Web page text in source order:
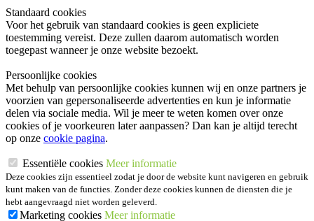
Standaard cookies
Voor het gebruik van standaard cookies is geen expliciete
toestemming vereist. Deze zullen daarom automatisch worden
toegepast wanneer je onze website bezoekt.
Persoonlijke cookies
Met behulp van persoonlijke cookies kunnen wij en onze partners je
voorzien van gepersonaliseerde advertenties en kun je informatie
delen via sociale media. Wil je meer te weten komen over onze
cookies of je voorkeuren later aanpassen? Dan kan je altijd terecht
op onze cookie pagina.
Essentiële cookies Meer informatie
Deze cookies zijn essentieel zodat je door de website kunt navigeren en gebruik
kunt maken van de functies. Zonder deze cookies kunnen de diensten die je
hebt aangevraagd niet worden geleverd.
Marketing cookies Meer informatie